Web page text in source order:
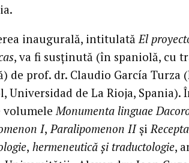
inaugurală, intitulată El
, va fi susţinută (în spaniolă, cu
de prof. dr. Claudio García Turza
Universidad de La Rioja, Spania).
volumeleMonumenta linguae
I, Paralipomenon IIşi
, hermeneutică şi traductologie,